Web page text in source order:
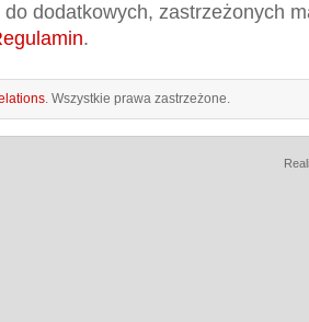
dodatkowych, zastrzeżonych
.
. Wszystkie prawa zastrzeżone.